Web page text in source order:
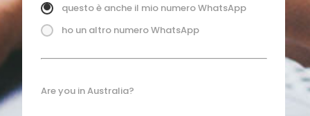
questo è anche il mio numero WhatsApp
ho un altro numero WhatsApp
Are you in Australia?